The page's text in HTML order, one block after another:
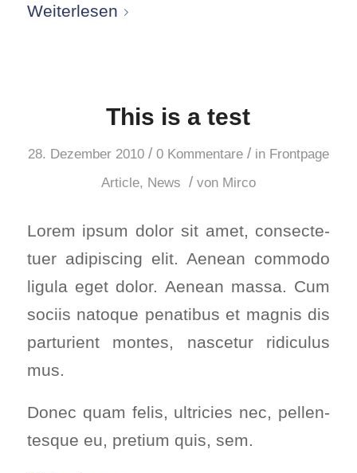
Wei­ter­le­sen
This is a test
28. Dezember 2010 / 0 Kommentare / in Frontpage
Article, News / von Mirco
Lorem ipsum dolor sit amet, con­sec­te­
tuer adi­pi­scing elit. Aene­an com­mo­do
ligu­la eget dolor. Aene­an mas­sa. Cum
soci­is nato­que pena­ti­bus et mag­nis dis
par­tu­ri­ent mon­tes, nasce­tur ridi­cu­lus
mus.
Donec quam felis, ultri­ci­es nec, pel­len­
tes­que eu, pre­ti­um quis, sem.